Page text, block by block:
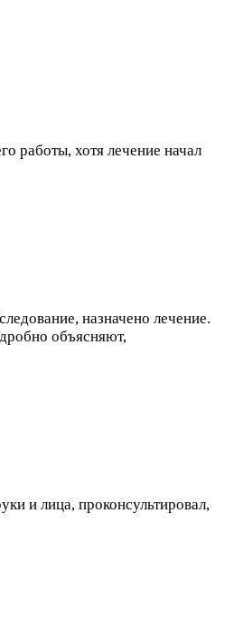
работы, хотя лечение начал
назначено лечение.
объясняют,
и лица, проконсультировал,